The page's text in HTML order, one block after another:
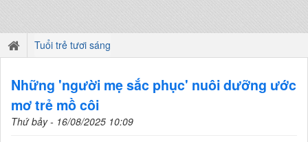
Tuổi trẻ tươi sáng
Những 'người mẹ sắc phục' nuôi dưỡng ước
mơ trẻ mồ côi
Thứ bảy - 16/08/2025 10:09